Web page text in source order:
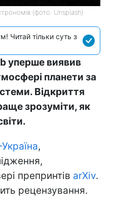
(фото: Unsplash)
Читай тільки суть з
уперше виявив
планети за
Відкриття
зрозуміти, як
,
препринтів arXiv.
рецензування.